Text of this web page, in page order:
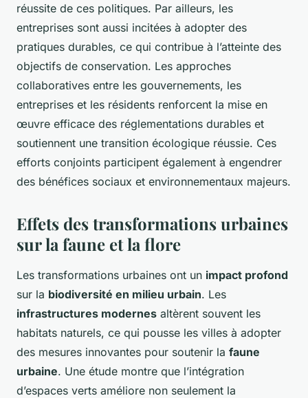
réussite de ces politiques. Par ailleurs, les
entreprises sont aussi incitées à adopter des
pratiques durables, ce qui contribue à l’atteinte des
objectifs de conservation. Les approches
collaboratives entre les gouvernements, les
entreprises et les résidents renforcent la mise en
œuvre efficace des réglementations durables et
soutiennent une transition écologique réussie. Ces
efforts conjoints participent également à engendrer
des bénéfices sociaux et environnementaux majeurs.
Effets des transformations urbaines
sur la faune et la flore
Les transformations urbaines ont un impact profond
sur la biodiversité en milieu urbain. Les
infrastructures modernes altèrent souvent les
habitats naturels, ce qui pousse les villes à adopter
des mesures innovantes pour soutenir la faune
urbaine. Une étude montre que l’intégration
d’espaces verts améliore non seulement la